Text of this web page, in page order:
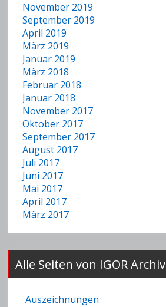
November 2019
September 2019
April 2019
März 2019
Januar 2019
März 2018
Februar 2018
Januar 2018
November 2017
Oktober 2017
September 2017
August 2017
Juli 2017
Juni 2017
Mai 2017
April 2017
März 2017
Alle Seiten von IGOR Archiv
Auszeichnungen